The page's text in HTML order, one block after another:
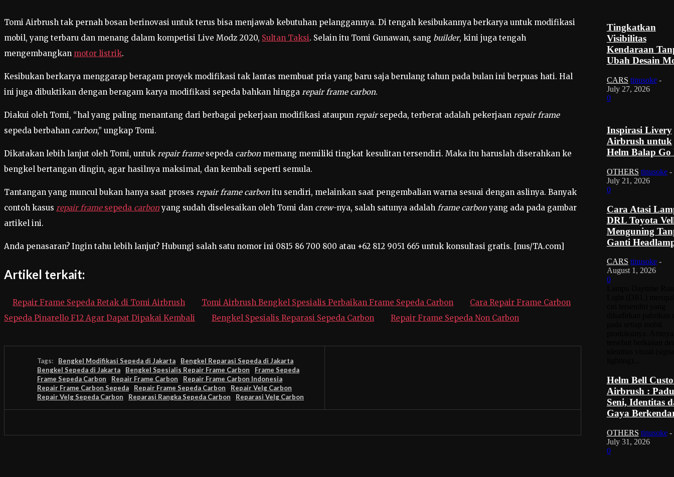
Tomi Airbrush tak pernah bosan berinovasi untuk terus bisa menjawab kebutuhan pelanggannya. Di tengah kesibukannya berkarya untuk modifikasi
mobil, yang terbaru dan menang dalam kompetisi Live Modz 2020, Sultan Taksi. Selain itu Tomi Gunawan, sang builder, kini juga tengah
mengembangkan motor listrik.
Kesibukan berkarya menggarap beragam proyek modifikasi tak lantas membuat pria yang baru saja berulang tahun pada bulan ini berpuas hati. Hal
ini juga dibuktikan dengan beragam karya modifikasi sepeda bahkan hingga repair frame carbon.
Diakui oleh Tomi, “hal yang paling menantang dari berbagai pekerjaan modifikasi ataupun repairsepeda, terberat adalah pekerjaan repair frame
sepeda berbahan carbon,” ungkap Tomi.
Dikatakan lebih lanjut oleh Tomi, untuk repair framesepeda carbon memang memiliki tingkat kesulitan tersendiri. Maka itu haruslah diserahkan ke
bengkel bertangan dingin, agar hasilnya maksimal, dan kembali seperti semula.
Tantangan yang muncul bukan hanya saat proses repair frame carbon itu sendiri, melainkan saat pengembalian warna sesuai dengan aslinya. Banyak
contoh kasus repair framesepeda carbonyang sudah diselesaikan oleh Tomi dan crew-nya, salah satunya adalah frame carbonyang ada pada gambar
artikel ini.
Anda penasaran? Ingin tahu lebih lanjut? Hubungi salah satu nomor ini 0815 86 700 800 atau +62 812 9051 665 untuk konsultasi gratis. [nus/TA.com]
Artikel terkait:
Repair Frame Sepeda Retak di Tomi Airbrush Tomi Airbrush Bengkel Spesialis Perbaikan Frame Sepeda Carbon
Cara Repair Frame Carbon
Sepeda Pinarello F12 Agar Dapat Dipakai Kembali
Bengkel Spesialis Reparasi Sepeda Carbon Repair Frame Sepeda Non Carbon
Tags: Bengkel Modifikasi Sepeda di Jakarta
Bengkel Reparasi Sepeda di Jakarta
Bengkel Sepeda di Jakarta
Bengkel Spesialis Repair Frame Carbon
Frame Sepeda
Frame Sepeda Carbon
Repair Frame Carbon
Repair Frame Carbon Indonesia
Repair Frame Carbon Sepeda
Repair Frame Sepeda Carbon
Repair Velg Carbon
Repair Velg Sepeda Carbon
Reparasi Rangka Sepeda Carbon Reparasi Velg Carbon
Tingkatkan
Visibilitas
Kendaraan
Ubah Desain
CARS tinusoke -
July 27, 2026
0
Inspirasi Livery
Airbrush untuk
Helm Balap
OTHERS tinusoke -
July 21, 2026
0
Cara Atasi
DRL Toyota
Menguning
Ganti
CARS tinusoke -
August 1, 2026
0
Helm Bell
Airbrush :
Seni, Identitas
Gaya
OTHERS tinusoke -
July 31, 2026
0